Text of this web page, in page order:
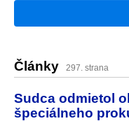
Články 297. strana
Sudca odmietol
špeciálneho